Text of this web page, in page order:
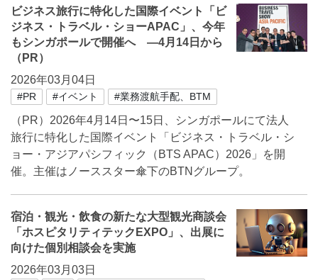
ビジネス旅行に特化した国際イベント「ビ
ジネス・トラベル・ショーAPAC」、今年
もシンガポールで開催へ ―4月14日から
（PR）
2026年03月04日
#PR #イベント #業務渡航手配、BTM
（PR）2026年4月14日〜15日、シンガポールにて法人
旅行に特化した国際イベント「ビジネス・トラベル・シ
ョー・アジアパシフィック（BTS APAC）2026」を開
催。主催はノーススター傘下のBTNグループ。
宿泊・観光・飲食の新たな大型観光商談会
「ホスピタリティテックEXPO」、出展に
向けた個別相談会を実施
2026年03月03日